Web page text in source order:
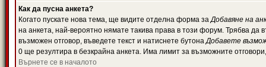
Как да пусна анкета?
Когато пускате нова тема, ще видите отделна форма заДобавяне на
на анкета, най-вероятно нямате такива права в този форум. Трябва да
възможен отговор, въведете текст и натиснете бутонаДобавете
0 ще резултира в безкрайна анкета. Има лимит за възможните
Върнете се в началото